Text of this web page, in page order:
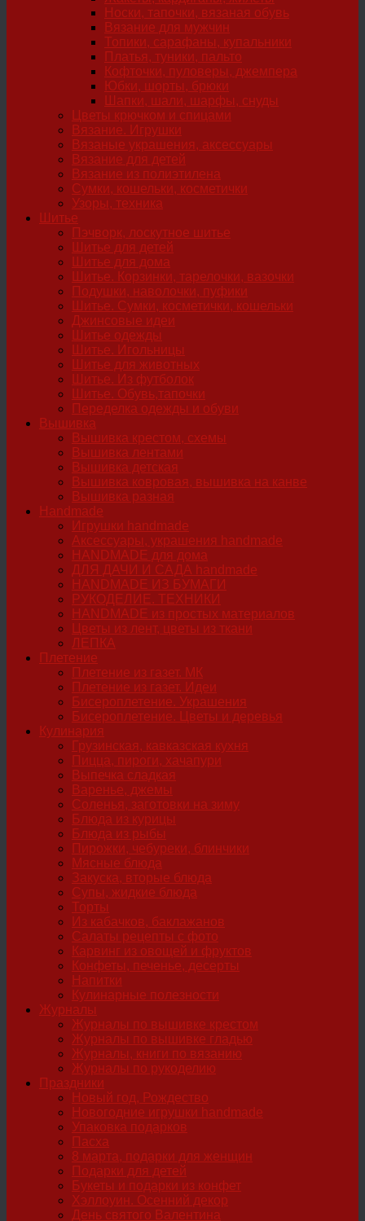
Носки, тапочки, вязаная обувь
Вязание для мужчин
Топики, сарафаны, купальники
Платья, туники, пальто
Кофточки, пуловеры, джемпера
Юбки, шорты, брюки
Шапки, шали, шарфы, снуды
Цветы крючком и спицами
Вязание. Игрушки
Вязаные украшения, аксессуары
Вязание для детей
Вязание из полиэтилена
Сумки, кошельки, косметички
Узоры, техника
Шитье
Пэчворк, лоскутное шитье
Шитье для детей
Шитье для дома
Шитье. Корзинки, тарелочки, вазочки
Подушки, наволочки, пуфики
Шитье. Сумки, косметички, кошельки
Джинсовые идеи
Шитье одежды
Шитье. Игольницы
Шитье для животных
Шитье. Из футболок
Шитье. Обувь,тапочки
Переделка одежды и обуви
Вышивка
Вышивка крестом, схемы
Вышивка лентами
Вышивка детская
Вышивка ковровая, вышивка на канве
Вышивка разная
Handmade
Игрушки handmade
Аксессуары, украшения handmade
HANDMADE для дома
ДЛЯ ДАЧИ И САДА handmade
HANDMADE ИЗ БУМАГИ
РУКОДЕЛИЕ. ТЕХНИКИ
HANDMADE из простых материалов
Цветы из лент, цветы из ткани
ЛЕПКА
Плетение
Плетение из газет. МК
Плетение из газет. Идеи
Бисероплетение. Украшения
Бисероплетение. Цветы и деревья
Кулинария
Грузинская, кавказская кухня
Пицца, пироги, хачапури
Выпечка сладкая
Варенье, джемы
Соленья, заготовки на зиму
Блюда из курицы
Блюда из рыбы
Пирожки, чебуреки, блинчики
Мясные блюда
Закуска, вторые блюда
Супы, жидкие блюда
Торты
Из кабачков, баклажанов
Салаты рецепты с фото
Карвинг из овощей и фруктов
Конфеты, печенье, десерты
Напитки
Кулинарные полезности
Журналы
Журналы по вышивке крестом
Журналы по вышивке гладью
Журналы, книги по вязанию
Журналы по рукоделию
Праздники
Новый год, Рождество
Новогодние игрушки handmade
Упаковка подарков
Пасха
8 марта, подарки для женщин
Подарки для детей
Букеты и подарки из конфет
Хэллоуин. Осенний декор
День святого Валентина